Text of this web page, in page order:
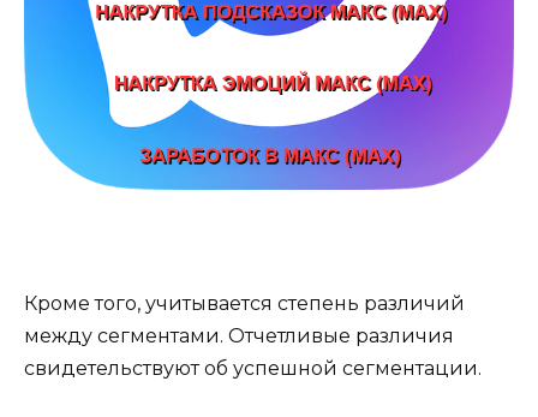
Кроме того, учитывается степень различий
между сегментами. Отчетливые различия
свидетельствуют об успешной сегментации.